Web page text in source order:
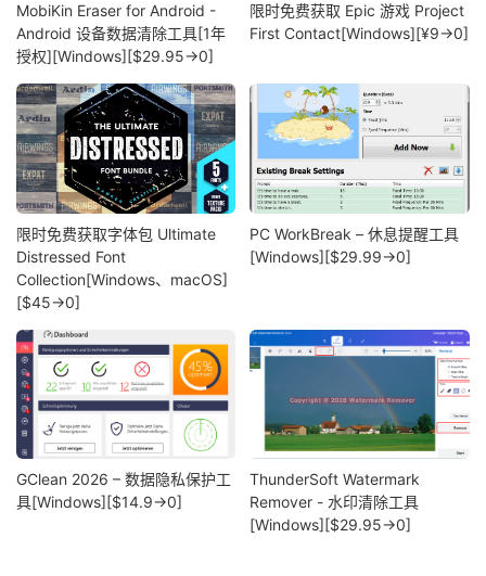
MobiKin Eraser for Android -
Android 设备数据清除工具[1年
授权][Windows][$29.95→0]
限时免费获取 Epic 游戏 Project
First Contact[Windows][¥9→0]
限时免费获取字体包 Ultimate
Distressed Font
Collection[Windows、macOS]
[$45→0]
PC WorkBreak – 休息提醒工具
[Windows][$29.99→0]
GClean 2026 – 数据隐私保护工
具[Windows][$14.9→0]
ThunderSoft Watermark
Remover - 水印清除工具
[Windows][$29.95→0]